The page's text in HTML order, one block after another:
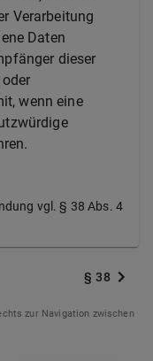
Verarbeitung
Daten
dieser
wenn eine
vgl. § 38 Abs. 4
§ 38
zur Navigation zwischen